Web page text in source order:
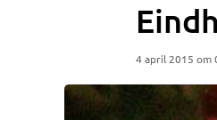
4 april 2015 om